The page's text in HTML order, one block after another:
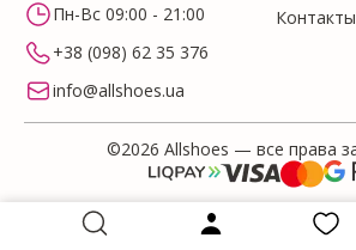
Пн-Вс 09:00 - 21:00
+38 (098) 62 35 376
info@allshoes.ua
Контакты
©2026 Allshoes — все права